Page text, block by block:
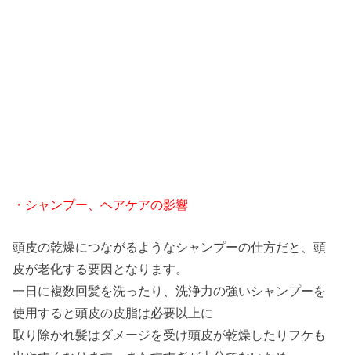
・シャンプー、ヘアケアの影響
頭皮の乾燥につながるようなシャンプーの仕方だと、頭
皮が老化する要因となります。
一日に複数回髪を洗ったり、洗浄力の強いシャンプーを
使用すると頭皮の皮脂は必要以上に
取り除かれ髪はダメージを受け頭皮が乾燥したりフケも